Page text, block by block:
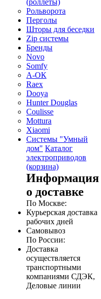
(роллеты)
Рольворота
Перголы
Шторы для беседки
Zip системы
Бренды
Novo
Somfy
А-ОК
Raex
Dooya
Hunter Douglas
Coulisse
Mottura
Xiaomi
Системы "Умный
дом" Каталог
электроприводов
(корзина)
Информация
о доставке
По Москве:
Курьерская доставка
рабочих дней
Самовывоз
По России:
Доставка
осуществляется
транспортными
компаниями СДЭК,
Деловые линии